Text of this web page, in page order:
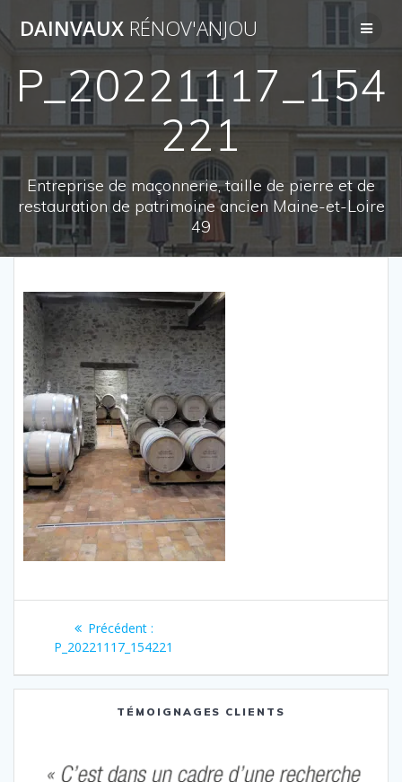
Passer
au
contenu
DAINVAUX RÉNOV'ANJOU
P_20221117_154
221
Entreprise de maçonnerie, taille de pierre et de
restauration de patrimoine ancien Maine-et-Loire
49
Navigation
l’article
Précédent :Article
précédent
P_20221117_154221
TÉMOIGNAGES CLIENTS